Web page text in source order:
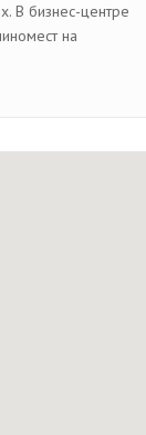
В бизнес-центре
на